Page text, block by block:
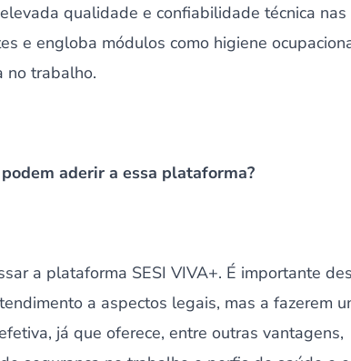
qualidade e confiabilidade técnica nas
e engloba módulos como higiene
no trabalho.
podem aderir a essa plataforma?
a plataforma SESI VIVA+. É importante
a aspectos legais, mas a fazerem
já que oferece, entre outras vantagens,